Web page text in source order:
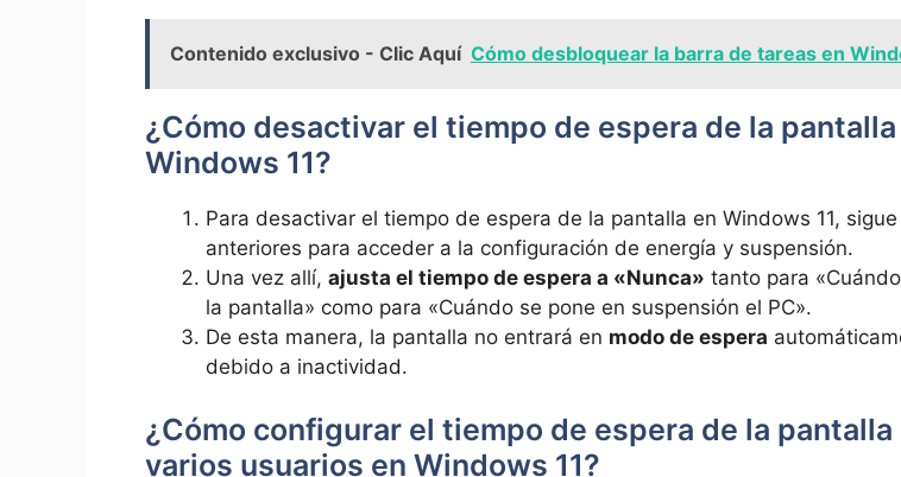
Contenido exclusivo - Clic Aquí Cómo desbloquear la barra de tareas en
¿Cómo desactivar el tiempo de espera de la pantalla
Windows 11?
Para desactivar el tiempo de espera de la pantalla en Windows 11,
anteriores para acceder a la configuración de energía y suspensión.
Una vez allí, ajusta el tiempo de espera a «Nunca» tanto para
la pantalla» como para «Cuándo se pone en suspensión el PC».
De esta manera, la pantalla no entrará en modo de espera
debido a inactividad.
¿Cómo configurar el tiempo de espera de la pantalla
varios usuarios en Windows 11?